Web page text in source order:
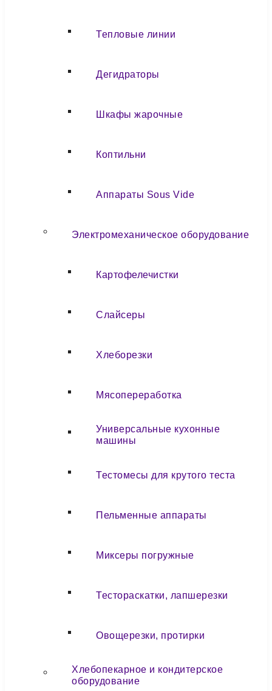
Тепловые линии
Дегидраторы
Шкафы жарочные
Коптильни
Аппараты Sous Vide
Электромеханическое оборудование
Картофелечистки
Слайсеры
Хлеборезки
Мясопереработка
Универсальные кухонные
машины
Тестомесы для крутого теста
Пельменные аппараты
Миксеры погружные
Тестораскатки, лапшерезки
Овощерезки, протирки
Хлебопекарное и кондитерское
оборудование